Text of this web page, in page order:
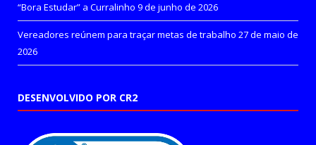
“Bora Estudar” a Curralinho 9 de junho de 2026
Vereadores reúnem para traçar metas de trabalho 27 de maio de
2026
DESENVOLVIDO POR CR2